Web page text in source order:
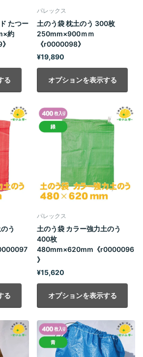
たつー
約
る
パレックス
土のう袋 枕土のう 300枚
250mm×900ｍｍ
《r0000098》
¥19,890
オプションを表示する
う
る
パレックス
土のう袋 カラー強力土のう
400枚
480mm×620mm《r0000096
》
¥15,620
オプションを表示する